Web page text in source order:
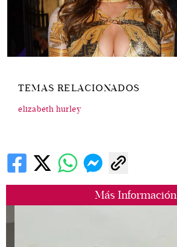
Más Información
TEMAS RELACIONADOS
elizabeth hurley